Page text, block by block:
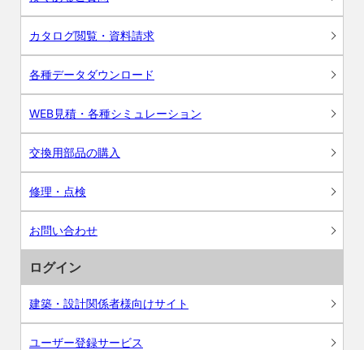
カタログ閲覧・資料請求
各種データダウンロード
WEB見積・各種シミュレーション
交換用部品の購入
修理・点検
お問い合わせ
ログイン
建築・設計関係者様向けサイト
ユーザー登録サービス